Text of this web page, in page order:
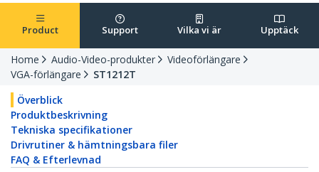
Product Support Vilka vi är Upptäck
Home Audio-Video-produkter
Videoförlängare
VGA-förlängare
ST1212T
Överblick
Produktbeskrivning
Tekniska specifikationer
Drivrutiner & hämtningsbara filer
FAQ & Efterlevnad